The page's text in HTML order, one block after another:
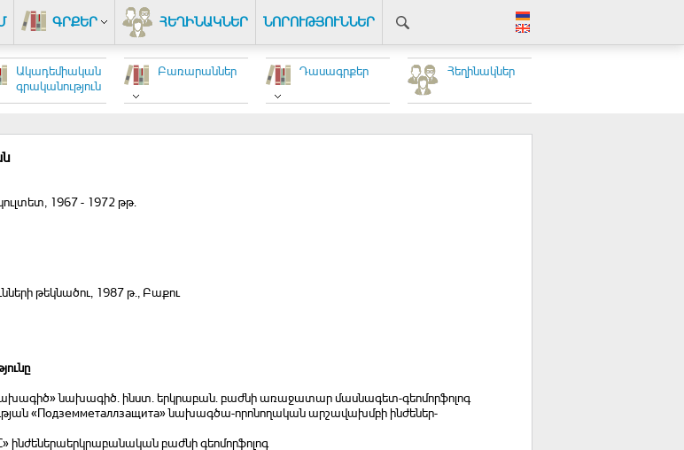
ԳՐՔԵՐ ՀԵՂԻՆԱԿՆԵՐ ՆՈՐՈՒԹՅՈՒՆՆԵՐ
Հեղինակներ
Դասագրքեր
Բառարաններ
Ակադեմիական
գրականություն
1967 - 1972 թթ.
թեկնածու, 1987 թ., Բաքու
նախագիծ. ինստ. երկրաբան. բաժնի առաջատար մասնագետ-գեոմորֆոլոգ
«Подземметаллзащита» նախագծա-որոնողական արշավախմբի ինժեներ-
ինժեներաերկրաբանական բաժնի գեոմորֆոլոգ